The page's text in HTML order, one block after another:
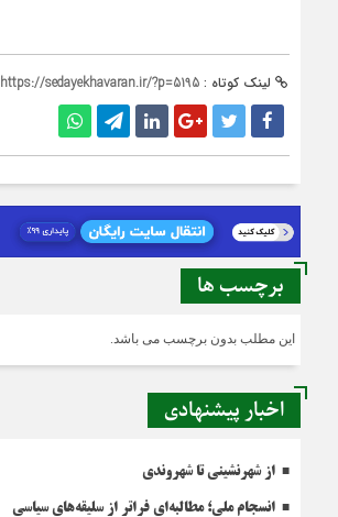
لینک کوتاه : https://sedayekhavaran.ir/?p=5195
برچسب ها
این مطلب بدون برچسب می باشد.
اخبار پیشنهادی
از شهرنشینی تا شهروندی
انسجام ملی؛ مطالبه‌ای فراتر از سلیقه‌های سیاسی